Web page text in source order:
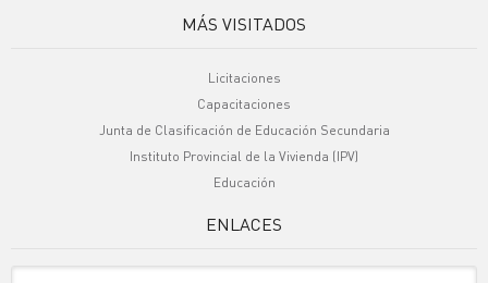
MÁS VISITADOS
Licitaciones
Capacitaciones
Junta de Clasificación de Educación Secundaria
Instituto Provincial de la Vivienda (IPV)
Educación
ENLACES